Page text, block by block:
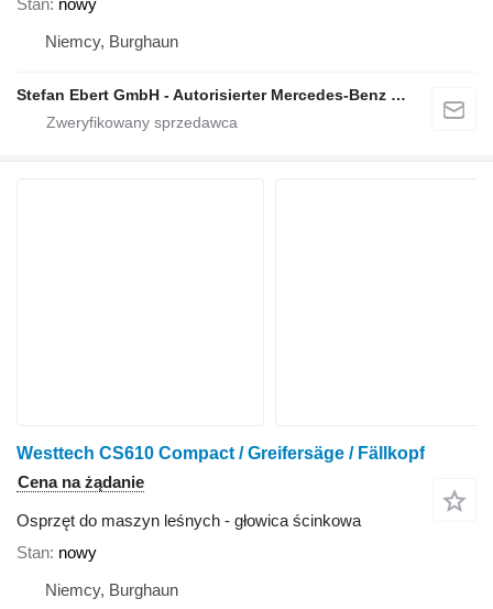
Niemcy, Burghaun
Stefan Ebert GmbH - Autorisierter Mercedes-Benz Servicepartner
Westtech CS610 Compact / Greifersäge / Fällkopf
Cena na żądanie
Osprzęt do maszyn leśnych - głowica ścinkowa
Stan nowy
Niemcy, Burghaun